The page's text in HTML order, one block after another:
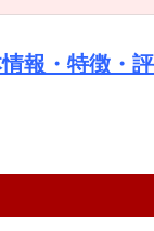
報・特徴・